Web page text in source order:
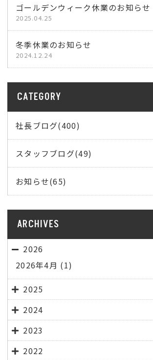
ゴールデンウィーク休業のお知らせ
2025.04.25
冬季休業のお知らせ
2024.12.24
CATEGORY
社長ブログ(400)
スタッフブログ(49)
お知らせ(65)
ARCHIVES
2026
2026年4月 (1)
2025
2024
2023
2022